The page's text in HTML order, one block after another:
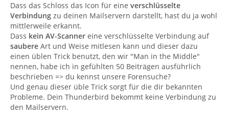
Dass das Schloss das Icon für eine verschlüsselte
Verbindung zu deinen Mailservern darstellt, hast du ja wohl
mittlerweile erkannt.
Dass kein AV-Scanner eine verschlüsselte Verbindung auf
saubere Art und Weise mitlesen kann und dieser dazu
einen üblen Trick benutzt, den wir "Man in the Middle"
nennen, habe ich in gefühlten 50 Beiträgen ausführlich
beschrieben => du kennst unsere Forensuche?
Und genau dieser üble Trick sorgt für die dir bekannten
Probleme. Dein Thunderbird bekommt keine Verbindung zu
den Mailservern.